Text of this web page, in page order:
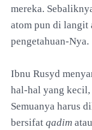
mereka.
atom pun di langit
pengetahuan-Nya.
Ibnu Rusyd
hal-hal yang
Semuanya harus
bersifat qadim atau